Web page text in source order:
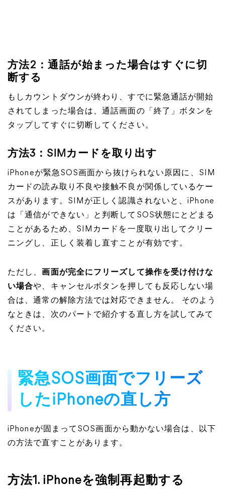
方法2：通話が始まった場合はすぐに切
断する
もしカウントダウンが終わり、すでに緊急通話が開始
されてしまった場合は、通話画面の「終了」ボタンを
タップしてすぐに切断してください。
方法3：SIMカードを取り出す
iPhoneが緊急SOS画面から抜けられない原因に、SIM
カードの読み取り不良や接触不良が関係しているケー
スがあります。SIMが正しく認識されないと、iPhone
は「通信ができない」と判断してSOS状態にとどまる
ことがあるため、SIMカードを一度取り出してクリー
ニングし、正しく装着し直すことが有効です。
ただし、 画面が完全にフリーズして操作を受け付けな
い場合や、キャンセルボタンを押しても反応しない場
合は、通常の解除方法では対応できません。 そのよう
なときは、次のパートで紹介する直し方を試してみて
ください。
緊急SOS画面でフリーズ
したiPhoneの直し方
iPhoneが固まってSOS画面から動かない場合は、以下
の方法で直すことがあります。
方法1. iPhoneを強制再起動する